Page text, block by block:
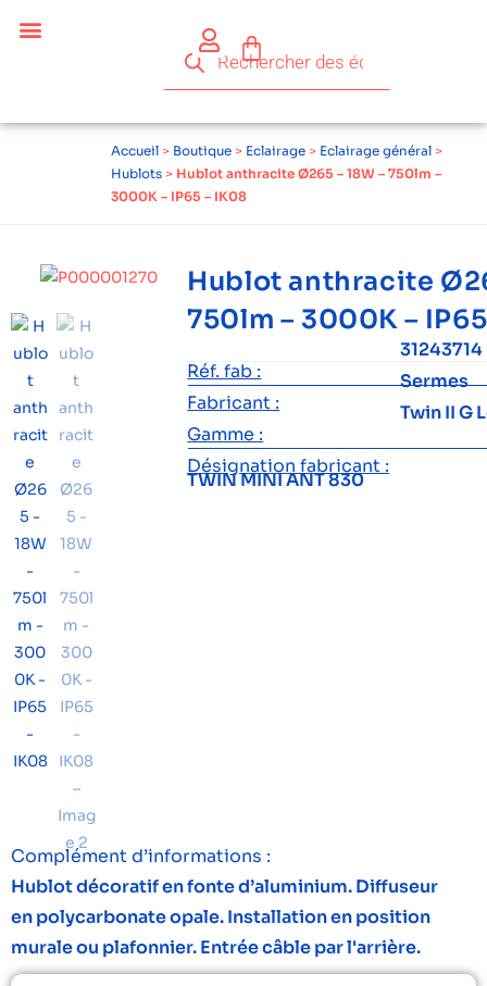
Accueil > Boutique > Eclairage > Eclairage général >
Hublots > Hublot anthracite Ø265 – 18W – 750lm –
3000K – IP65 – IK08
Hublot anthracite
750lm – 3000K –
Réf. fab :
31243714
Fabricant :
Sermes
Gamme :
Twin II G
Désignation fabricant :
TWIN MINI ANT 830
Complément d’informations :
Hublot décoratif en fonte d’aluminium. Diffuseur
en polycarbonate opale. Installation en position
murale ou plafonnier. Entrée câble par l'arrière.